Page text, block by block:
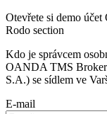
Otevřete si demo
Rodo section
Kdo je správcem
OANDA TMS
S.A.) se sídlem ve
E-mail